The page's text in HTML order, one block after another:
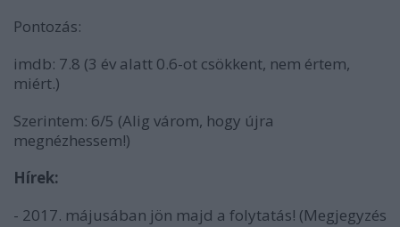
Pontozás:
imdb: 7.8 (3 év alatt 0.6-ot csökkent, nem értem,
miért.)
Szerintem: 6/5 (Alig várom, hogy újra
megnézhessem!)
Hírek:
- 2017. májusában jön majd a folytatás! (Megjegyzés